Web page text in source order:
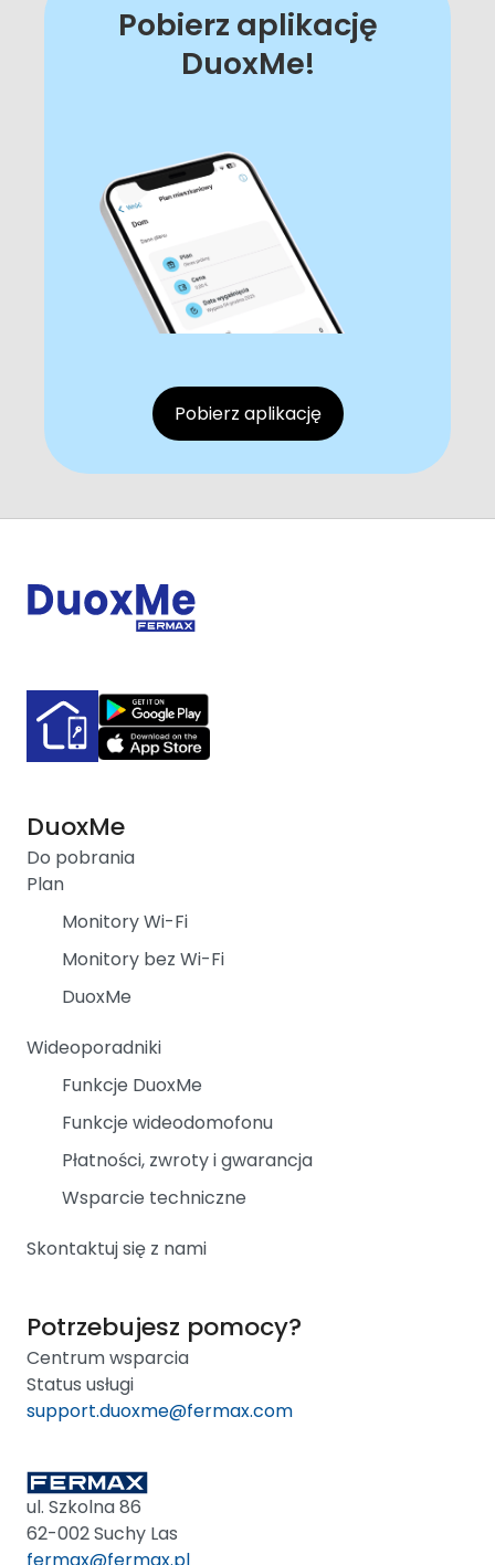
Pobierz aplikację
DuoxMe!
Pobierz aplikację
DuoxMe
Do pobrania
Plan
Monitory Wi-Fi
Monitory bez Wi-Fi
DuoxMe
Wideoporadniki
Funkcje DuoxMe
Funkcje wideodomofonu
Płatności, zwroty i gwarancja
Wsparcie techniczne
Skontaktuj się z nami
Potrzebujesz pomocy?
Centrum wsparcia
Status usługi
support.duoxme@fermax.com
ul. Szkolna 86
62-002 Suchy Las
fermax@fermax.pl